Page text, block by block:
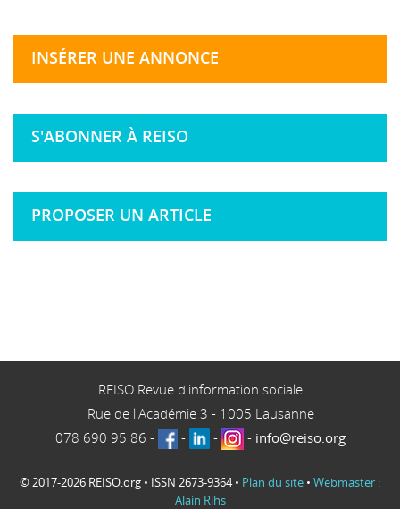
INSÉRER UNE ANNONCE
S'ABONNER À REISO
PROPOSER UN ARTICLE
REISO Revue d'information sociale
Rue de l'Académie 3 - 1005 Lausanne
078 690 95 86 - - - - info@reiso.org
© 2017-2026 REISO.org • ISSN 2673-9364 • Plan du site • Webmaster :
Alain Rihs